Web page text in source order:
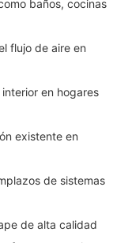
baños, cocinas
flujo de aire en
en hogares
existente en
de sistemas
de alta calidad